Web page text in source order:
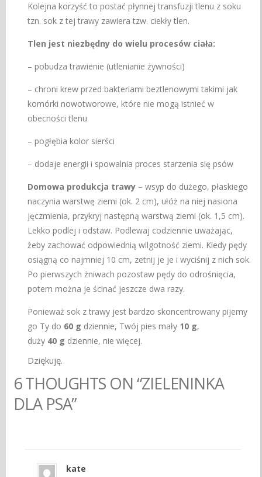
Kolejna korzyść to postać płynnej transfuzji tlenu z soku
tzn. sok z tej trawy zawiera tzw. ciekły tlen.
Tlen jest niezbędny do wielu procesów ciała:
– pobudza trawienie (utlenianie żywności)
– chroni krew przed bakteriami beztlenowymi takimi jak
komórki nowotworowe, które nie mogą istnieć w
obecności tlenu
– pogłębia kolor sierści
– dodaje energii i spowalnia proces starzenia się psów
Domowa produkcja trawy – wsyp do dużego, płaskiego
naczynia warstwę ziemi (ok. 2 cm), ułóż na niej nasiona
jęczmienia, przykryj następną warstwą ziemi (ok. 1,5 cm).
Lekko podlej i odstaw. Podlewaj codziennie uważając,
żeby zachować odpowiednią wilgotność ziemi. Kiedy pędy
osiągną co najmniej 10 cm, zetnij je je i wyciśnij z nich sok.
Po pierwszych żniwach pozostaw pędy do odrośnięcia,
potem można je ścinać jeszcze dwa razy.
Ponieważ sok z trawy jest bardzo skoncentrowany pijemy
go Ty do 60 g dziennie, Twój pies mały 10 g,
duży 40 g dziennie, nie więcej.
Dziękuję.
6 THOUGHTS ON “ZIELENINKA
DLA PSA”
kate